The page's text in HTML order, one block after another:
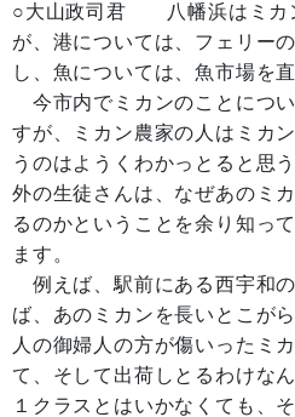
○大山政司君 八幡浜はミカ
が、港については、フェリー
し、魚については、魚市場を
今市内でミカンのことにつ
すが、ミカン農家の人はミカ
うのはようくわかっとると思
外の生徒さんは、なぜあのミ
るのかということを余り知っ
ます。
例えば、駅前にある西宇和
ば、あのミカンを長いとこが
人の御婦人の方が傷いったミ
て、そして出荷しとるわけな
１クラスとはいかなくても、